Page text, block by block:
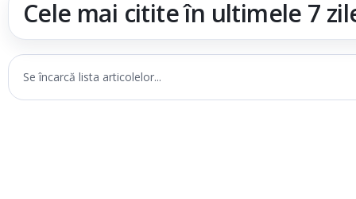
Cele mai citite în ultimele 7
Se încarcă lista articolelor...